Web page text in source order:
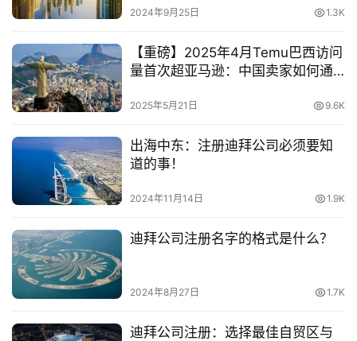
2024年9月25日 1.3K
【重磅】2025年4月Temu巴西访问
量首次超亚马逊：中国卖家如何通
2025年5月21日 9.6K
出海中东：注册迪拜公司必须要知
道的事！
2024年11月14日 1.9K
迪拜公司注册名字的格式是什么？
2024年8月27日 1.7K
迪拜公司注册：选择最佳自贸区与